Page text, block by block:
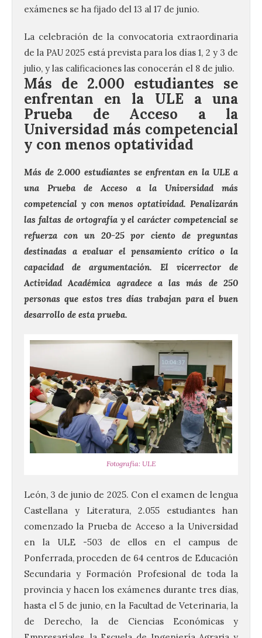
exámenes se ha fijado del 13 al 17 de junio.
La celebración de la convocatoria extraordinaria
de la PAU 2025 está prevista para los días 1, 2 y 3 de
julio, y las calificaciones las conocerán el 8 de julio.
Más de 2.000 estudiantes se
enfrentan en la ULE a una
Prueba de Acceso a la
Universidad más competencial
y con menos optatividad
Más de 2.000 estudiantes se enfrentan en la ULE a
una Prueba de Acceso a la Universidad más
competencial y con menos optatividad. Penalizarán
las faltas de ortografía y el carácter competencial se
refuerza con un 20-25 por ciento de preguntas
destinadas a evaluar el pensamiento crítico o la
capacidad de argumentación. El vicerrector de
Actividad Académica agradece a las más de 250
personas que estos tres días trabajan para el buen
desarrollo de esta prueba.
Fotografía: ULE
León, 3 de junio de 2025. Con el examen de lengua
Castellana y Literatura, 2.055 estudiantes han
comenzado la Prueba de Acceso a la Universidad
en la ULE -503 de ellos en el campus de
Ponferrada, proceden de 64 centros de Educación
Secundaria y Formación Profesional de toda la
provincia y hacen los exámenes durante tres días,
hasta el 5 de junio, en la Facultad de Veterinaria, la
de Derecho, la de Ciencias Económicas y